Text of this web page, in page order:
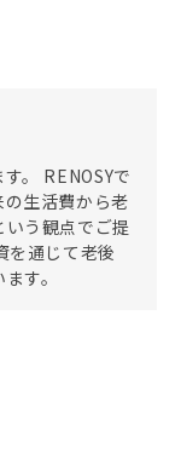
。 RENOSYで
生活費から老
う観点でご提
を通じて老後
す。